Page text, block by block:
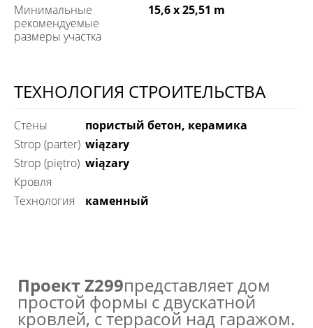
Минимальные
рекомендуемые
размеры участка
15,6 x 25,51 m
ТЕХНОЛОГИЯ СТРОИТЕЛЬСТВА
Стены
пористый бетон, керамика
Strop (parter) wiązary
Strop (piętro) wiązary
Кровля
технология
каменный
ПроектZ299представляетдом
простой формы с двускатной
кровлей, с террасой над гаражом.